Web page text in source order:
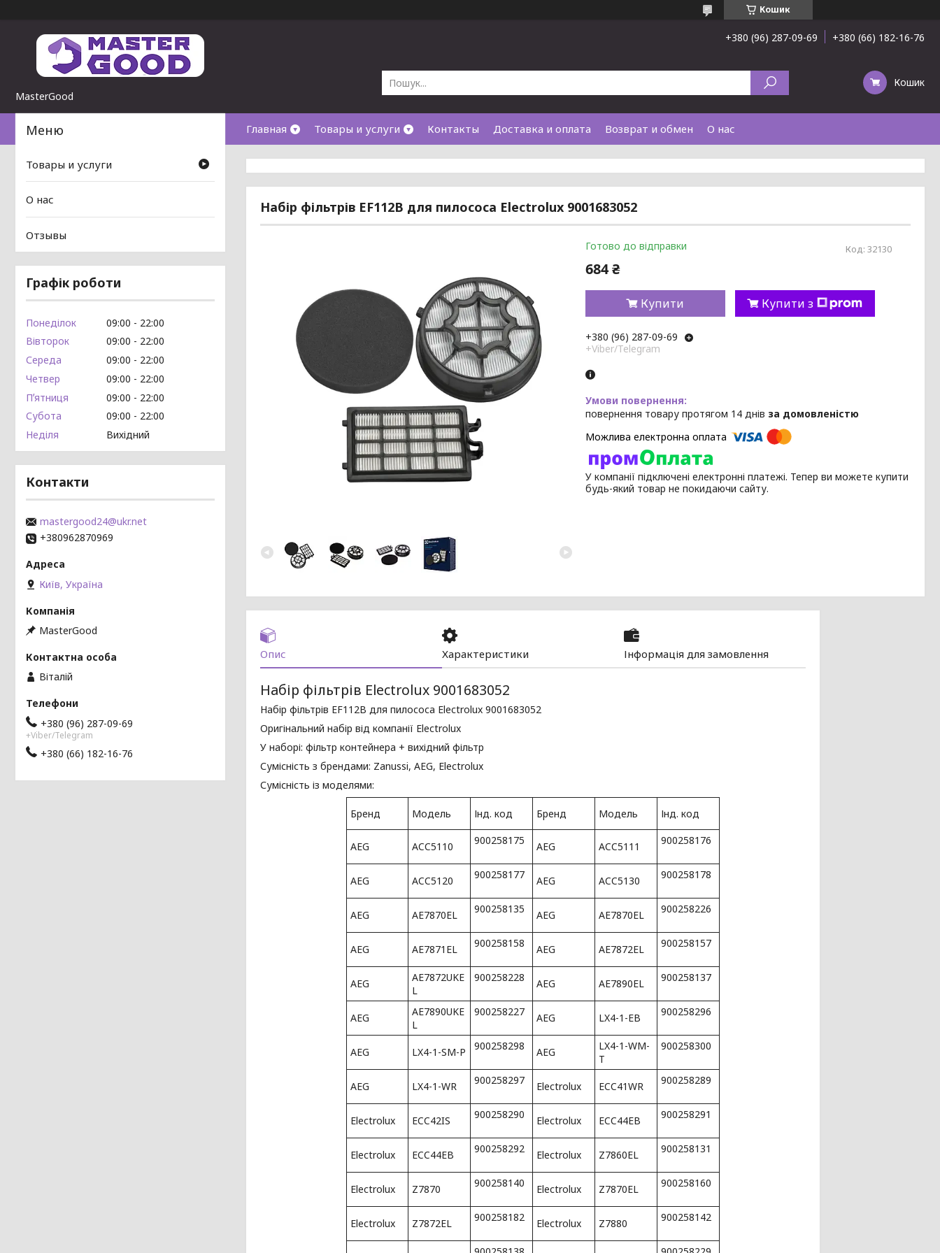
Кошик
MasterGood
+380 (96) 287-09-69 +380 (66) 182-16-76
Кошик
Главная Товары и услуги Контакты Доставка и оплата Возврат и обмен О нас
Набір фільтрів EF112B для пилососа Electrolux 9001683052
Готово до відправки Код: 32130
684 ₴
Купити Купити з
+380 (96) 287-09-69
+Viber/Telegram
повернення товару протягом 14 днів за домовленістю
У компанії підключені електронні платежі. Тепер ви можете купити
будь-який товар не покидаючи сайту.
Опис Характеристики Інформація для замовлення
Набір фільтрів Electrolux 9001683052
Набір фільтрів EF112B для пилососа Electrolux 9001683052
Оригінальний набір від компанії Electrolux
У наборі: фільтр контейнера + вихідний фільтр
Сумісність з брендами: Zanussi, AEG, Electrolux
Сумісність із моделями:
Бренд Модель Інд. код Бренд Модель Інд. код
AEG ACC5110 900258175 AEG ACC5111 900258176
AEG ACC5120 900258177 AEG ACC5130 900258178
AEG AE7870EL 900258135 AEG AE7870EL 900258226
AEG AE7871EL 900258158 AEG AE7872EL 900258157
AEG
AE7872UKE
L
900258228 AEG AE7890EL 900258137
AEG
AE7890UKE
L
900258227 AEG LX4-1-EB 900258296
AEG LX4-1-SM-P 900258298 AEG
LX4-1-WM-
T
900258300
AEG LX4-1-WR 900258297 Electrolux ECC41WR 900258289
Electrolux ECC42IS 900258290 Electrolux ECC44EB 900258291
Electrolux ECC44EB 900258292 Electrolux Z7860EL 900258131
Electrolux Z7870 900258140 Electrolux Z7870EL 900258160
Electrolux Z7872EL 900258182 Electrolux Z7880 900258142
Товары и услуги
О нас
Отзывы
Графік роботи
Понеділок 09:00
22:00
Вівторок
09:00
22:00
Середа
09:00
22:00
Четвер
09:00
22:00
Пʼятниця
09:00
22:00
Субота
09:00
22:00
Неділя
Вихідний
Контакти
mastergood24@ukr.net
+380962870969
Київ, Україна
MasterGood
Віталій
+380 (96) 287-09-69
+Viber/Telegram
+380 (66) 182-16-76